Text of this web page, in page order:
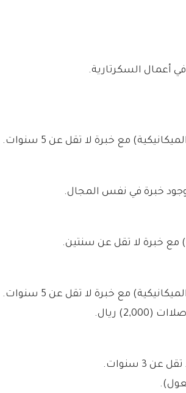
أعمال السكرتارية.
مع خبرة لا تقل عن 5 سنوات.
وجود خبرة في نفس المجال.
خبرة لا تقل عن سنتين.
مع خبرة لا تقل عن 5 سنوات.
3 سنوات.